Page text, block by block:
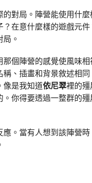
對局。陣營能使用什
在意什麼樣的遊戲元
。
個陣營的感覺使風味
、插畫和背景敘述相
像是我知道依尼翠裡的殭
你得要透過一整群的
。當有人想到該陣營